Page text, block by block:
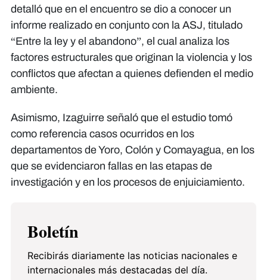
detalló que en el encuentro se dio a conocer un
informe realizado en conjunto con la ASJ, titulado
“Entre la ley y el abandono”, el cual analiza los
factores estructurales que originan la violencia y los
conflictos que afectan a quienes defienden el medio
ambiente.
Asimismo, Izaguirre señaló que el estudio tomó
como referencia casos ocurridos en los
departamentos de Yoro, Colón y Comayagua, en los
que se evidenciaron fallas en las etapas de
investigación y en los procesos de enjuiciamiento.
Boletín
Recibirás diariamente las noticias nacionales e
internacionales más destacadas del día.